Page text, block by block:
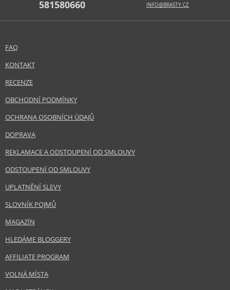
581580660 INFO@BRASTY.CZ
FAQ
KONTAKT
RECENZE
OBCHODNÍ PODMÍNKY
OCHRANA OSOBNÍCH ÚDAJŮ
DOPRAVA
REKLAMACE A ODSTOUPENÍ OD SMLOUVY
ODSTOUPENÍ OD SMLOUVY
UPLATNĚNÍ SLEVY
SLOVNÍK POJMŮ
MAGAZÍN
HLEDÁME BLOGGERY
AFFILIATE PROGRAM
VOLNÁ MÍSTA